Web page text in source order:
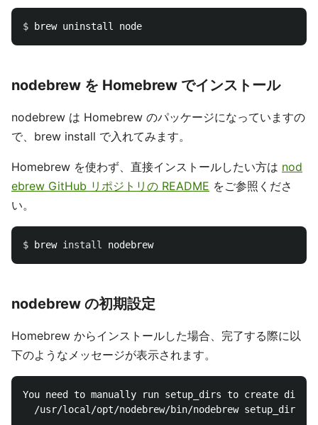
$
nodebrew を Homebrew でインストール
nodebrew は Homebrew のパッケージになっていますの
で、brew install で入れてみます。
Homebrew を使わず、直接インストールしたい方は nod
ebrew GitHub リポジトリの README をご参照くださ
い。
$ brew install
nodebrew の初期設定
Homebrew からインストールした場合、完了する際に以
下のようなメッセージが表示されます。
You need to manually run setup_dirs to create
  /usr/local/opt/nodebrew/bin/nodebrew setup_dirs